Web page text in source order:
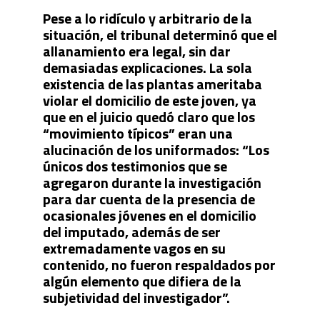
Pese a lo ridículo y arbitrario de la
situación, el tribunal determinó que el
allanamiento era legal, sin dar
demasiadas explicaciones. La sola
existencia de las plantas ameritaba
violar el domicilio de este joven, ya
que en el juicio quedó claro que los
“movimiento típicos” eran una
alucinación de los uniformados: “Los
únicos dos testimonios que se
agregaron durante la investigación
para dar cuenta de la presencia de
ocasionales jóvenes en el domicilio
del imputado, además de ser
extremadamente vagos en su
contenido, no fueron respaldados por
algún elemento que difiera de la
subjetividad del investigador”.